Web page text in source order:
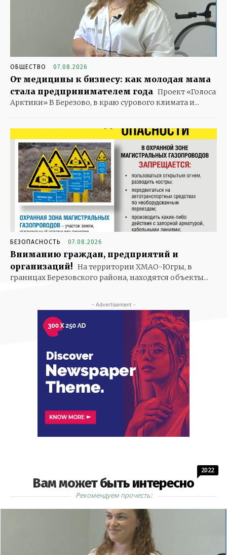
ОБЩЕСТВО 07.08.2026
От медицины к бизнесу: как молодая мама
стала предпринимателем года Проект «Голоса
Арктики» В Березово, в краю сурового климата и...
БЕЗОПАСНОСТЬ 07.08.2026
Вниманию граждан, предприятий и
организаций! На территории ХМАО-Югры, в
границах Березовского района, находятся объекты...
- Advertisement -
Вам может быть интересно
2022
Рекомендуем прочесть: